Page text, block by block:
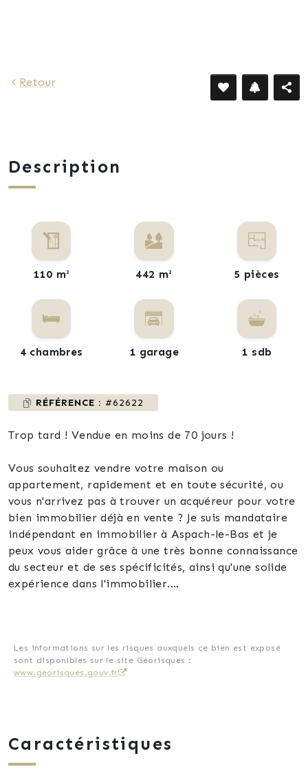
Retour
Description
110 m² 442 m² 5 pièces
4 chambres 1 garage 1 sdb
RÉFÉRENCE : #62622
Trop tard ! Vendue en moins de 70 jours !
Vous souhaitez vendre votre maison ou
appartement, rapidement et en toute sécurité, ou
vous n'arrivez pas à trouver un acquéreur pour votre
bien immobilier déjà en vente ? Je suis mandataire
indépendant en immobilier à Aspach-le-Bas et je
peux vous aider grâce à une très bonne connaissance
du secteur et de ses spécificités, ainsi qu'une solide
expérience dans l'immobilier.
Je suis à l'écoute de vos besoins et je m'engage à
vous accompagner tout au long du processus de
N'hésitez pas à me contacter pour discuter de votre
Les informations sur les risques auxquels ce bien est exposé
sont disponibles sur le site Géorisques :
www.georisques.gouv.fr
Caractéristiques